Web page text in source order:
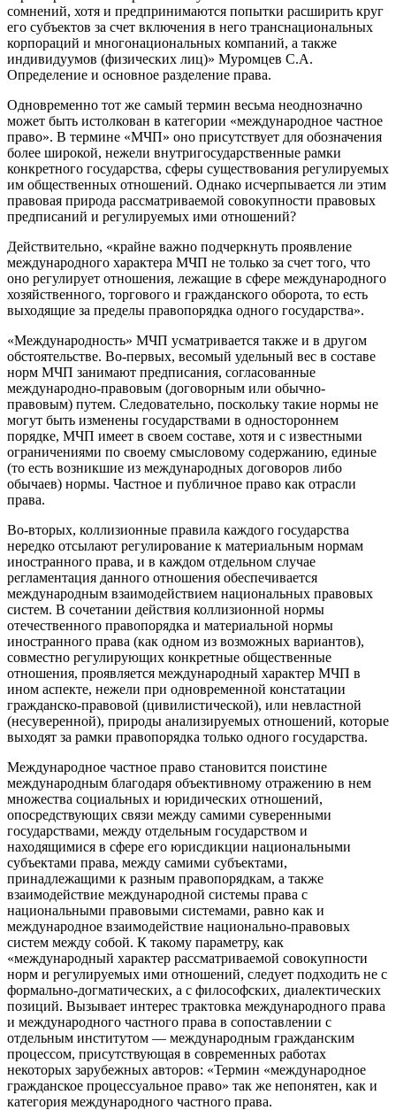
сомнений, хотя и предпринимаются попытки расширить круг
его субъектов за счет включения в него транснациональных
корпораций и многонациональных компаний, а также
индивидуумов (физических лиц)» Муромцев С.А.
Определение и основное разделение права.
Одновременно тот же самый термин весьма неоднозначно
может быть истолкован в категории «международное частное
право». В термине «МЧП» оно присутствует для обозначения
более широкой, нежели внутригосударственные рамки
конкретного государства, сферы существования регулируемых
им общественных отношений. Однако исчерпывается ли этим
правовая природа рассматриваемой совокупности правовых
предписаний и регулируемых ими отношений?
Действительно, «крайне важно подчеркнуть проявление
международного характера МЧП не только за счет того, что
оно регулирует отношения, лежащие в сфере международного
хозяйственного, торгового и гражданского оборота, то есть
выходящие за пределы правопорядка одного государства».
«Международность» МЧП усматривается также и в другом
обстоятельстве. Во-первых, весомый удельный вес в составе
норм МЧП занимают предписания, согласованные
международно-правовым (договорным или обычно-
правовым) путем. Следовательно, поскольку такие нормы не
могут быть изменены государствами в одностороннем
порядке, МЧП имеет в своем составе, хотя и с известными
ограничениями по своему смысловому содержанию, единые
(то есть возникшие из международных договоров либо
обычаев) нормы. Частное и публичное право как отрасли
права.
Во-вторых, коллизионные правила каждого государства
нередко отсылают регулирование к материальным нормам
иностранного права, и в каждом отдельном случае
регламентация данного отношения обеспечивается
международным взаимодействием национальных правовых
систем. В сочетании действия коллизионной нормы
отечественного правопорядка и материальной нормы
иностранного права (как одном из возможных вариантов),
совместно регулирующих конкретные общественные
отношения, проявляется международный характер МЧП в
ином аспекте, нежели при одновременной констатации
гражданско-правовой (цивилистической), или невластной
(несуверенной), природы анализируемых отношений, которые
выходят за рамки правопорядка только одного государства.
Международное частное право становится поистине
международным благодаря объективному отражению в нем
множества социальных и юридических отношений,
опосредствующих связи между самими суверенными
государствами, между отдельным государством и
находящимися в сфере его юрисдикции национальными
субъектами права, между самими субъектами,
принадлежащими к разным правопорядкам, а также
взаимодействие международной системы права с
национальными правовыми системами, равно как и
международное взаимодействие национально-правовых
систем между собой. К такому параметру, как
«международный характер рассматриваемой совокупности
норм и регулируемых ими отношений, следует подходить не с
формально-догматических, а с философских, диалектических
позиций. Вызывает интерес трактовка международного права
и международного частного права в сопоставлении с
отдельным институтом — международным гражданским
процессом, присутствующая в современных работах
некоторых зарубежных авторов: «Термин «международное
гражданское процессуальное право» так же непонятен, как и
категория международного частного права.